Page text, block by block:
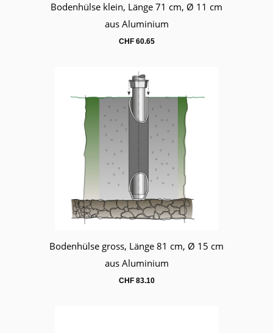
Warenkorb
Bodenhülse klein, Länge 71 cm, Ø 11 cm
aus Aluminium
CHF60.65
Warenkorb
Bodenhülse gross, Länge 81 cm, Ø 15 cm
aus Aluminium
CHF83.10